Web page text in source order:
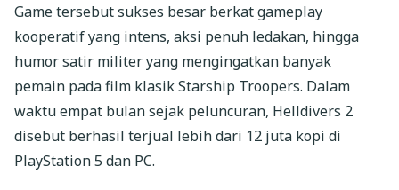
Game tersebut sukses besar berkat gameplay
kooperatif yang intens, aksi penuh ledakan, hingga
humor satir militer yang mengingatkan banyak
pemain pada film klasik Starship Troopers. Dalam
waktu empat bulan sejak peluncuran, Helldivers 2
disebut berhasil terjual lebih dari 12 juta kopi di
PlayStation 5 dan PC.